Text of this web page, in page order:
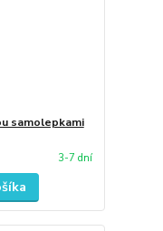
samolepkami
3-7 dní